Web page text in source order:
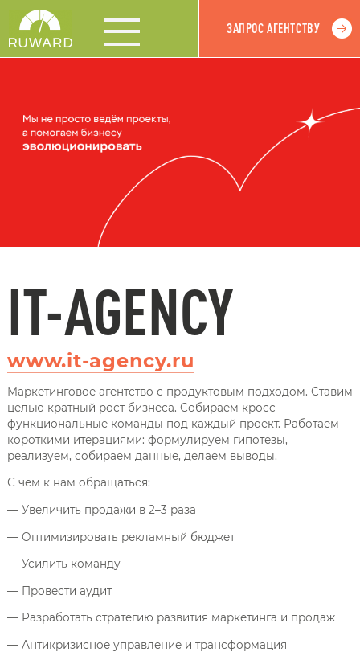
ЗАПРОС АГЕНТСТВУ
IT-AGENCY
www.it-agency.ru
Маркетинговое агентство с продуктовым подходом. Ставим
целью кратный рост бизнеса. Собираем кросс-
функциональные команды под каждый проект. Работаем
короткими итерациями: формулируем гипотезы,
реализуем, собираем данные, делаем выводы.
С чем к нам обращаться:
— Увеличить продажи в 2–3 раза
— Оптимизировать рекламный бюджет
— Усилить команду
— Провести аудит
— Разработать стратегию развития маркетинга и продаж
— Антикризисное управление и трансформация